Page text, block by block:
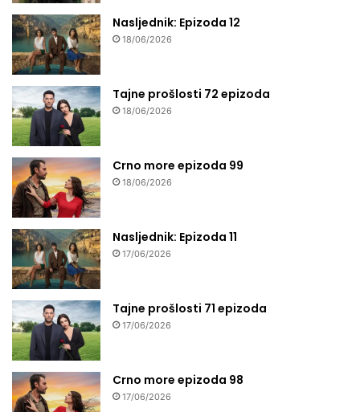
Nasljednik: Epizoda 12
18/06/2026
Tajne prošlosti 72 epizoda
18/06/2026
Crno more epizoda 99
18/06/2026
Nasljednik: Epizoda 11
17/06/2026
Tajne prošlosti 71 epizoda
17/06/2026
Crno more epizoda 98
17/06/2026